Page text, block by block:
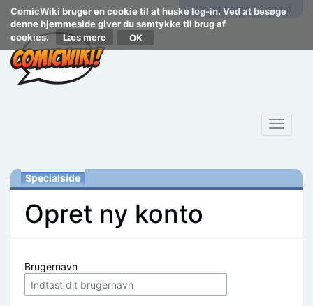
ComicWiki bruger en cookie til at huske log-in. Ved at besøge
denne hjemmeside giver du samtykke til brug af
cookies.
Læs mere
Opret konto Log på
Toggle
Specialside
Opret ny konto
Brugernavn